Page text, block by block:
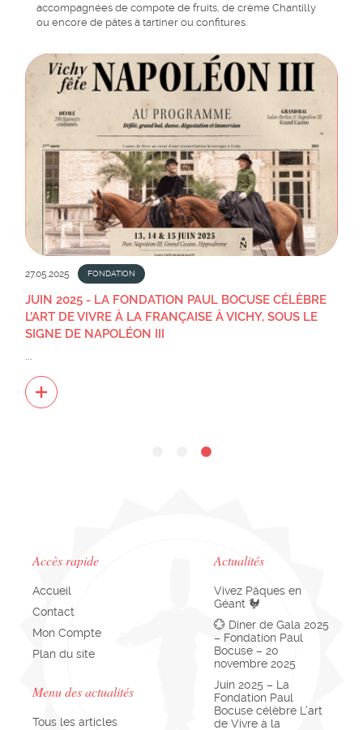
accompagnées de compote de fruits, de crème Chantilly
ou encore de pâtes à tartiner ou confitures.
27.05.2025 FONDATION
JUIN 2025 - LA FONDATION PAUL BOCUSE CÉLÈBRE
L’ART DE VIVRE À LA FRANÇAISE À VICHY, SOUS LE
SIGNE DE NAPOLÉON III
Accès rapide
Accueil
Contact
Mon Compte
Plan du site
Menu des actualités
Tous les articles
Actualités
Vivez Pâques en
Géant 🐓
💮 Dîner de Gala 2025
– Fondation Paul
Bocuse – 20
novembre 2025
Juin 2025 – La
Fondation Paul
Bocuse célèbre L’art
de Vivre à la